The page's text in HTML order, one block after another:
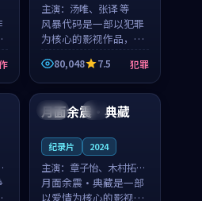
主演： 汤唯、张译 等
风暴代码是一部以犯罪
为核心的影视作品，围
绕危机、反转与人物成
长展开，整体节奏紧
凑，值得推荐观看。
80,048 7.5 犯罪
日本 4K
月面余震·典藏
纪录片 2024
主演： 章子怡、木村拓哉
等
月面余震·典藏是一部
以爱情为核心的影视作